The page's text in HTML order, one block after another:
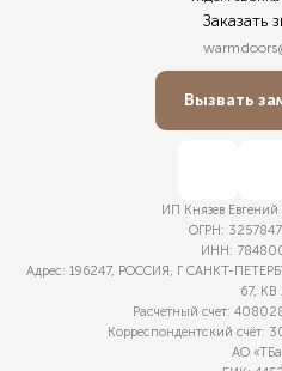
Заказать
Вызвать
ИП Князев
ОГРН: 325 784
ИНН: 784
Адрес: 196247, РОССИЯ, Г САНКТ-
67, КВ
Расчетный счет: 40
Корреспондентский счёт:
АО